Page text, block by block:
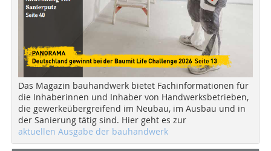
Das Magazin bauhandwerk bietet Fachinformationen für
die Inhaberinnen und Inhaber von Handwerksbetrieben,
die gewerkeübergreifend im Neubau, im Ausbau und in
der Sanierung tätig sind. Hier geht es zur
aktuellen Ausgabe der bauhandwerk